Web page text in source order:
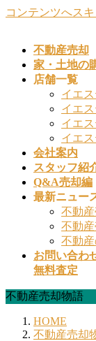
コンテンツへス
不動産売却
家・土地の
店舗一覧
イエ
イエ
イエ
イエ
会社案内
スタッフ紹
Q&A売却編
最新ニュー
不動
不動
不動
お問い合わ
無料査定
不動産売却物語
HOME
不動産売却